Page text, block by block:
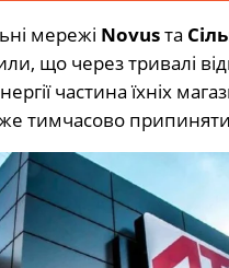
мережі Novusта
що через тривалі
частина їхніх
тимчасово